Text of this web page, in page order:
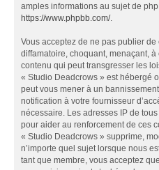
amples informations au sujet de
https://www.phpbb.com/.
Vous acceptez de ne pas publier
diffamatoire, choquant, menaçant,
contenu qui peut transgresser les
« Studio Deadcrows » est hébergé
peut vous mener à un
notification à votre fournisseur
nécessaire. Les adresses IP de
pour aider au renforcement de ces
« Studio Deadcrows » supprime,
n’importe quel sujet lorsque nous
tant que membre, vous acceptez